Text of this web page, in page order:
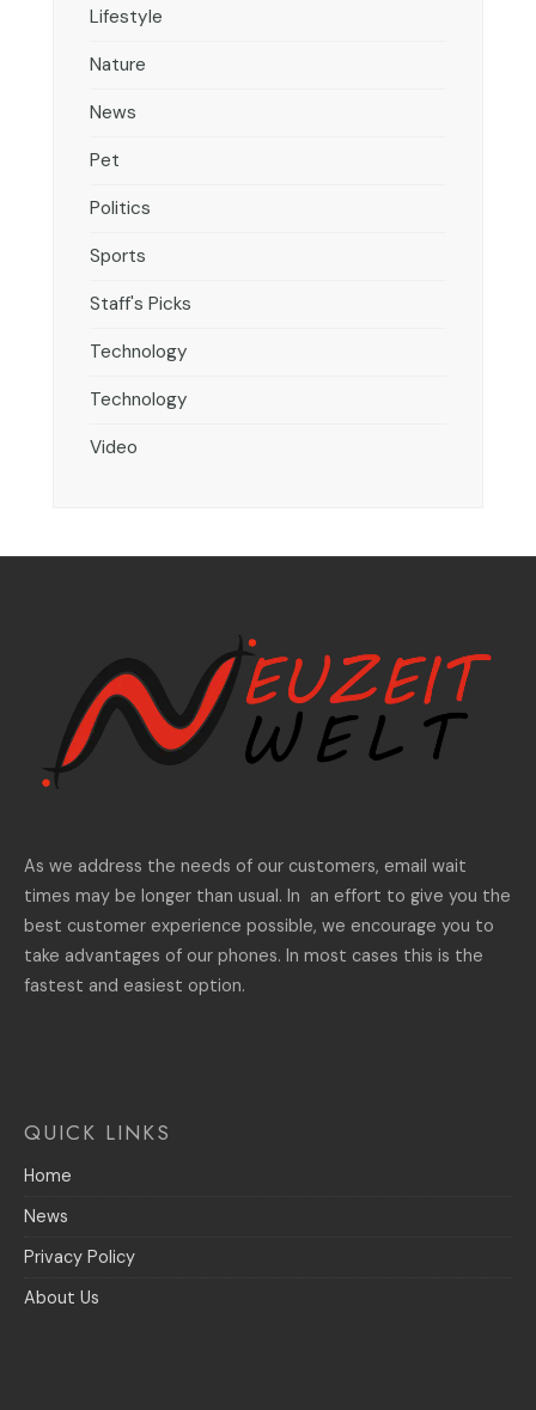
Lifestyle
Nature
News
Pet
Politics
Sports
Staff's Picks
Technology
Technology
Video
As we address the needs of our customers, email wait
times may be longer than usual. In an effort to give you the
best customer experience possible, we encourage you to
take advantages of our phones. In most cases this is the
fastest and easiest option.
QUICK LINKS
Home
News
Privacy Policy
About Us